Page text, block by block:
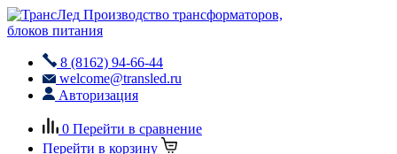
Производство трансформаторов,
блоков питания
8 (8162) 94-66-44
welcome@transled.ru
Авторизация
0 Перейти в сравнение
Перейти в корзину